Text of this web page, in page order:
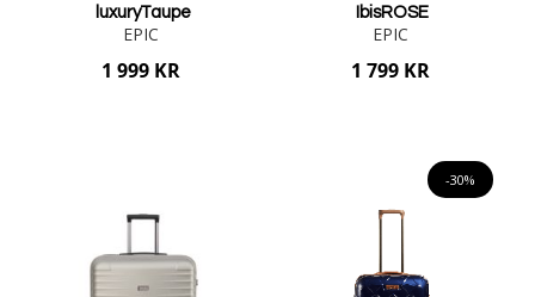
luxuryTaupe
EPIC
1 999 KR
IbisROSE
EPIC
1 799 KR
-30%